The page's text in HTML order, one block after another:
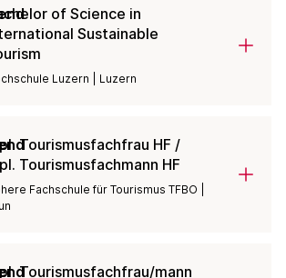
of Science in
Sustainable
Luzern | Luzern
Tourismusfachfrau HF /
Tourismusfachmann HF
Fachschule für Tourismus TFBO |
Tourismusfachfrau/mann